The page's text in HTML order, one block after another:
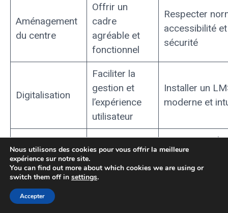
Aménagement
du centre
Offrir un
cadre
agréable et
fonctionnel
Respecter
accessibilité et
sécurité
Digitalisation
Faciliter la
gestion et
l’expérience
utilisateur
Installer un
moderne et
Communication
Attirer
partenaires
Lancement de
campagnes
ciblées sur
Nous utilisons des cookies pour vous offrir la meilleure
expérience sur notre site.
You can find out more about which cookies we are using or
switch them off in settings.
Accepter